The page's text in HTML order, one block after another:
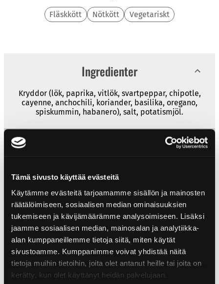
Tämä sivusto käyttää evästeitä
Käytämme evästeitä tarjoamamme sisällön ja mainosten
räätälöimiseen, sosiaalisen median ominaisuuksien
tukemiseen ja kävijämäärämme analysoimiseen. Lisäksi
jaamme sosiaalisen median, mainosalan ja analytiikka-
alan kumppaneillemme tietoja siitä, miten käytät
sivustoamme. Kumppanimme voivat yhdistää näitä
tietoja muihin tietoihin, joita olet antanut heille tai joita on
kerätty, kun olet käyttänyt heidän palvelujaan.
Fläskkött Nötkött Vegetariskt
Ingredienter
Kryddor (lök, paprika, vitlök, svartpeppar, chipotle,
cayenne, anchochili, koriander, basilika, oregano,
spiskummin, habanero), salt, potatismjöl.
Näringsinnehåll
per 100g
Energi
1191kJ/285kcal
Fett
4,7g
Varav mättade fett
1g
Kolhydrat
43,7g
Socker
8,2g
Produktinformation
Storhet:23 g
Eldig:Medium
EAN: 6430034019237
Relaterade recept
Dessa recept är gjorda med den här produkten.